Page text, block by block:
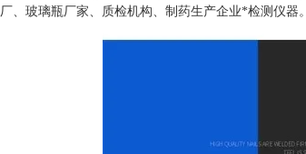
厂、玻璃瓶厂家、质检机构、制药生产企业*检测仪器。